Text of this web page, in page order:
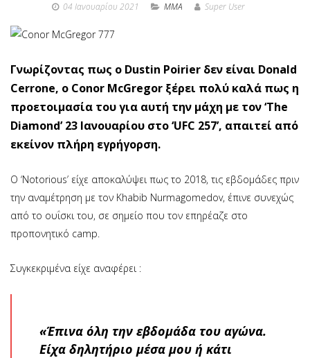
04 Ιανουαρίου 2021 MMA Super User
Γνωρίζοντας πως ο Dustin Poirier δεν είναι Donald
Cerrone, ο Conor McGregor ξέρει πολύ καλά πως η
προετοιμασία του για αυτή την μάχη με τον ‘The
Diamond’ 23 Ιανουαρίου στο ‘UFC 257’, απαιτεί από
εκείνον πλήρη εγρήγορση.
Ο ‘Notorious’ είχε αποκαλύψει πως το 2018, τις εβδομάδες πριν
την αναμέτρηση με τον Khabib Nurmagomedov, έπινε συνεχώς
από το ουΐσκι του, σε σημείο που τον επηρέαζε στο
προπονητικό camp.
Συγκεκριμένα είχε αναφέρει :
«Έπινα όλη την εβδομάδα του αγώνα.
Είχα δηλητήριο μέσα μου ή κάτι